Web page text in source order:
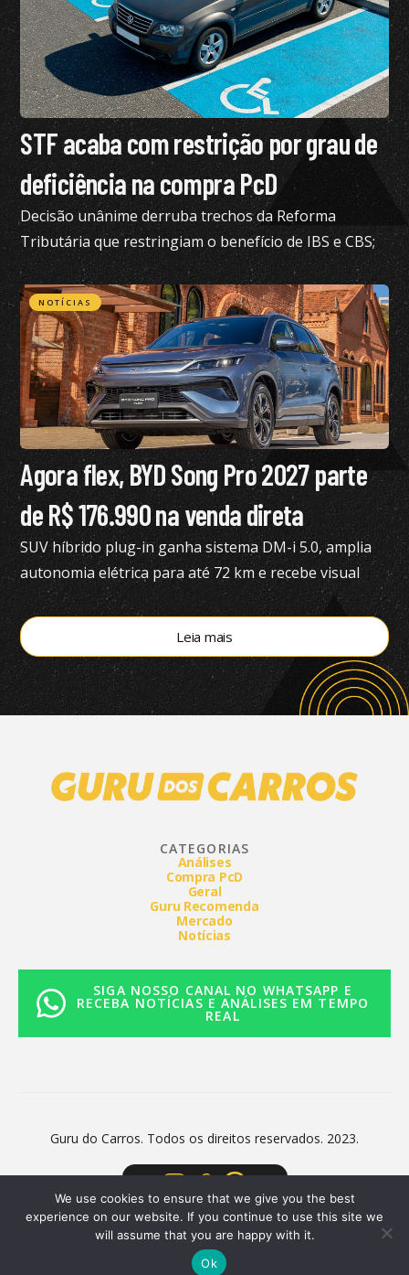
STF acaba com restrição por grau de
deficiência na compra PcD
Decisão unânime derruba trechos da Reforma
Tributária que restringiam o benefício de IBS e CBS;
confira todos os detalhes
NOTÍCIAS
Agora flex, BYD Song Pro 2027 parte
de R$ 176.990 na venda direta
SUV híbrido plug-in ganha sistema DM-i 5.0, amplia
autonomia elétrica para até 72 km e recebe visual
renovado
Leia mais
CATEGORIAS
Análises
Compra PcD
Geral
Guru Recomenda
Mercado
Notícias
SIGA NOSSO CANAL NO WHATSAPP E
RECEBA NOTÍCIAS E ANÁLISES EM TEMPO
REAL
Guru do Carros. Todos os direitos reservados. 2023.
We use cookies to ensure that we give you the best
experience on our website. If you continue to use this site we
will assume that you are happy with it.
Ok